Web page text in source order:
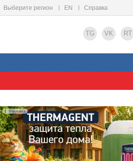
Выберите регион EN Справка
TG VK RT
Реклама